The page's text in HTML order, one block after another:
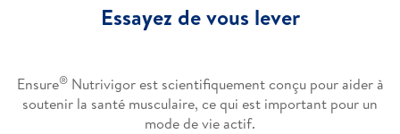
Essayez de vous lever
Ensure®Nutrivigor est scientifiquement conçu pour aider à
soutenir la santé musculaire, ce qui est important pour un
mode de vie actif.